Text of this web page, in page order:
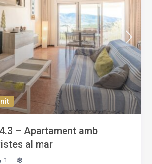
– Apartament amb
al mar
1